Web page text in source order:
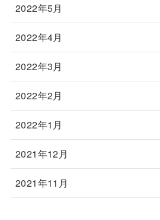
2022年5月
2022年4月
2022年3月
2022年2月
2022年1月
2021年12月
2021年11月